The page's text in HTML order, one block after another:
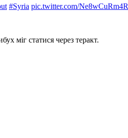
#Syria pic.twitter.com/Ne8wCuRm4R
міг статися через теракт.